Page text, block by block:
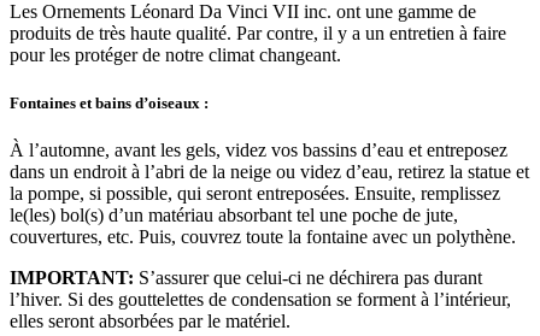
Les Ornements Léonard Da Vinci VII inc. ont une gamme de
produits de très haute qualité. Par contre, il y a un entretien à faire
pour les protéger de notre climat changeant.
Fontaines et bains d’oiseaux :
À l’automne, avant les gels, videz vos bassins d’eau et entreposez
dans un endroit à l’abri de la neige ou videz d’eau, retirez la statue et
la pompe, si possible, qui seront entreposées. Ensuite, remplissez
le(les) bol(s) d’un matériau absorbant tel une poche de jute,
couvertures, etc. Puis, couvrez toute la fontaine avec un polythène.
IMPORTANT: S’assurer que celui-ci ne déchirera pas durant
l’hiver. Si des gouttelettes de condensation se forment à l’intérieur,
elles seront absorbées par le matériel.